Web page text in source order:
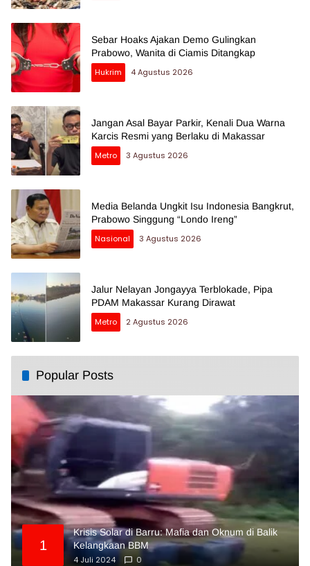
Sebar Hoaks Ajakan Demo Gulingkan
Prabowo, Wanita di Ciamis Ditangkap
Hukrim
4 Agustus 2026
Jangan Asal Bayar Parkir, Kenali Dua Warna
Karcis Resmi yang Berlaku di Makassar
Metro
3 Agustus 2026
Media Belanda Ungkit Isu Indonesia Bangkrut,
Prabowo Singgung “Londo Ireng”
Nasional
3 Agustus 2026
Jalur Nelayan Jongayya Terblokade, Pipa
PDAM Makassar Kurang Dirawat
Metro
2 Agustus 2026
Popular Posts
1
Krisis Solar di Barru: Mafia dan Oknum di Balik
Kelangkaan BBM
4 Juli 2024
0